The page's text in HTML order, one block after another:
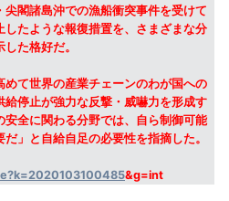
閣諸島沖での漁船衝突事件を受けて
したような報復措置を、さまざまな分
た格好だ。
て世界の産業チェーンのわが国への
停止が強力な反撃・威嚇力を形成す
安全に関わる分野では、自ら制御可能
」と自給自足の必要性を指摘した。
&g=int